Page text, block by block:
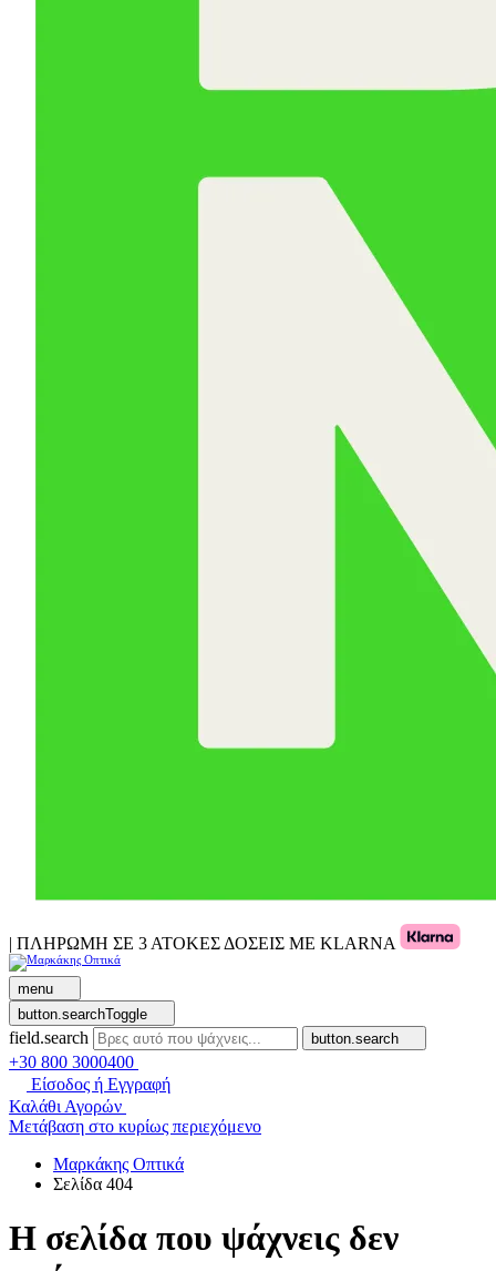
| ΠΛΗΡΩΜΗ ΣΕ 3 ΑΤΟΚΕΣ ΔΟΣΕΙΣ ΜΕ KLARNA
menu
button.searchToggle
field.search button.search
+30 800 3000400
Είσοδος ή Εγγραφή
Καλάθι Αγορών
Μετάβαση στο κυρίως περιεχόμενο
Μαρκάκης Οπτικά
Σελίδα 404
Η σελίδα που ψάχνεις δεν